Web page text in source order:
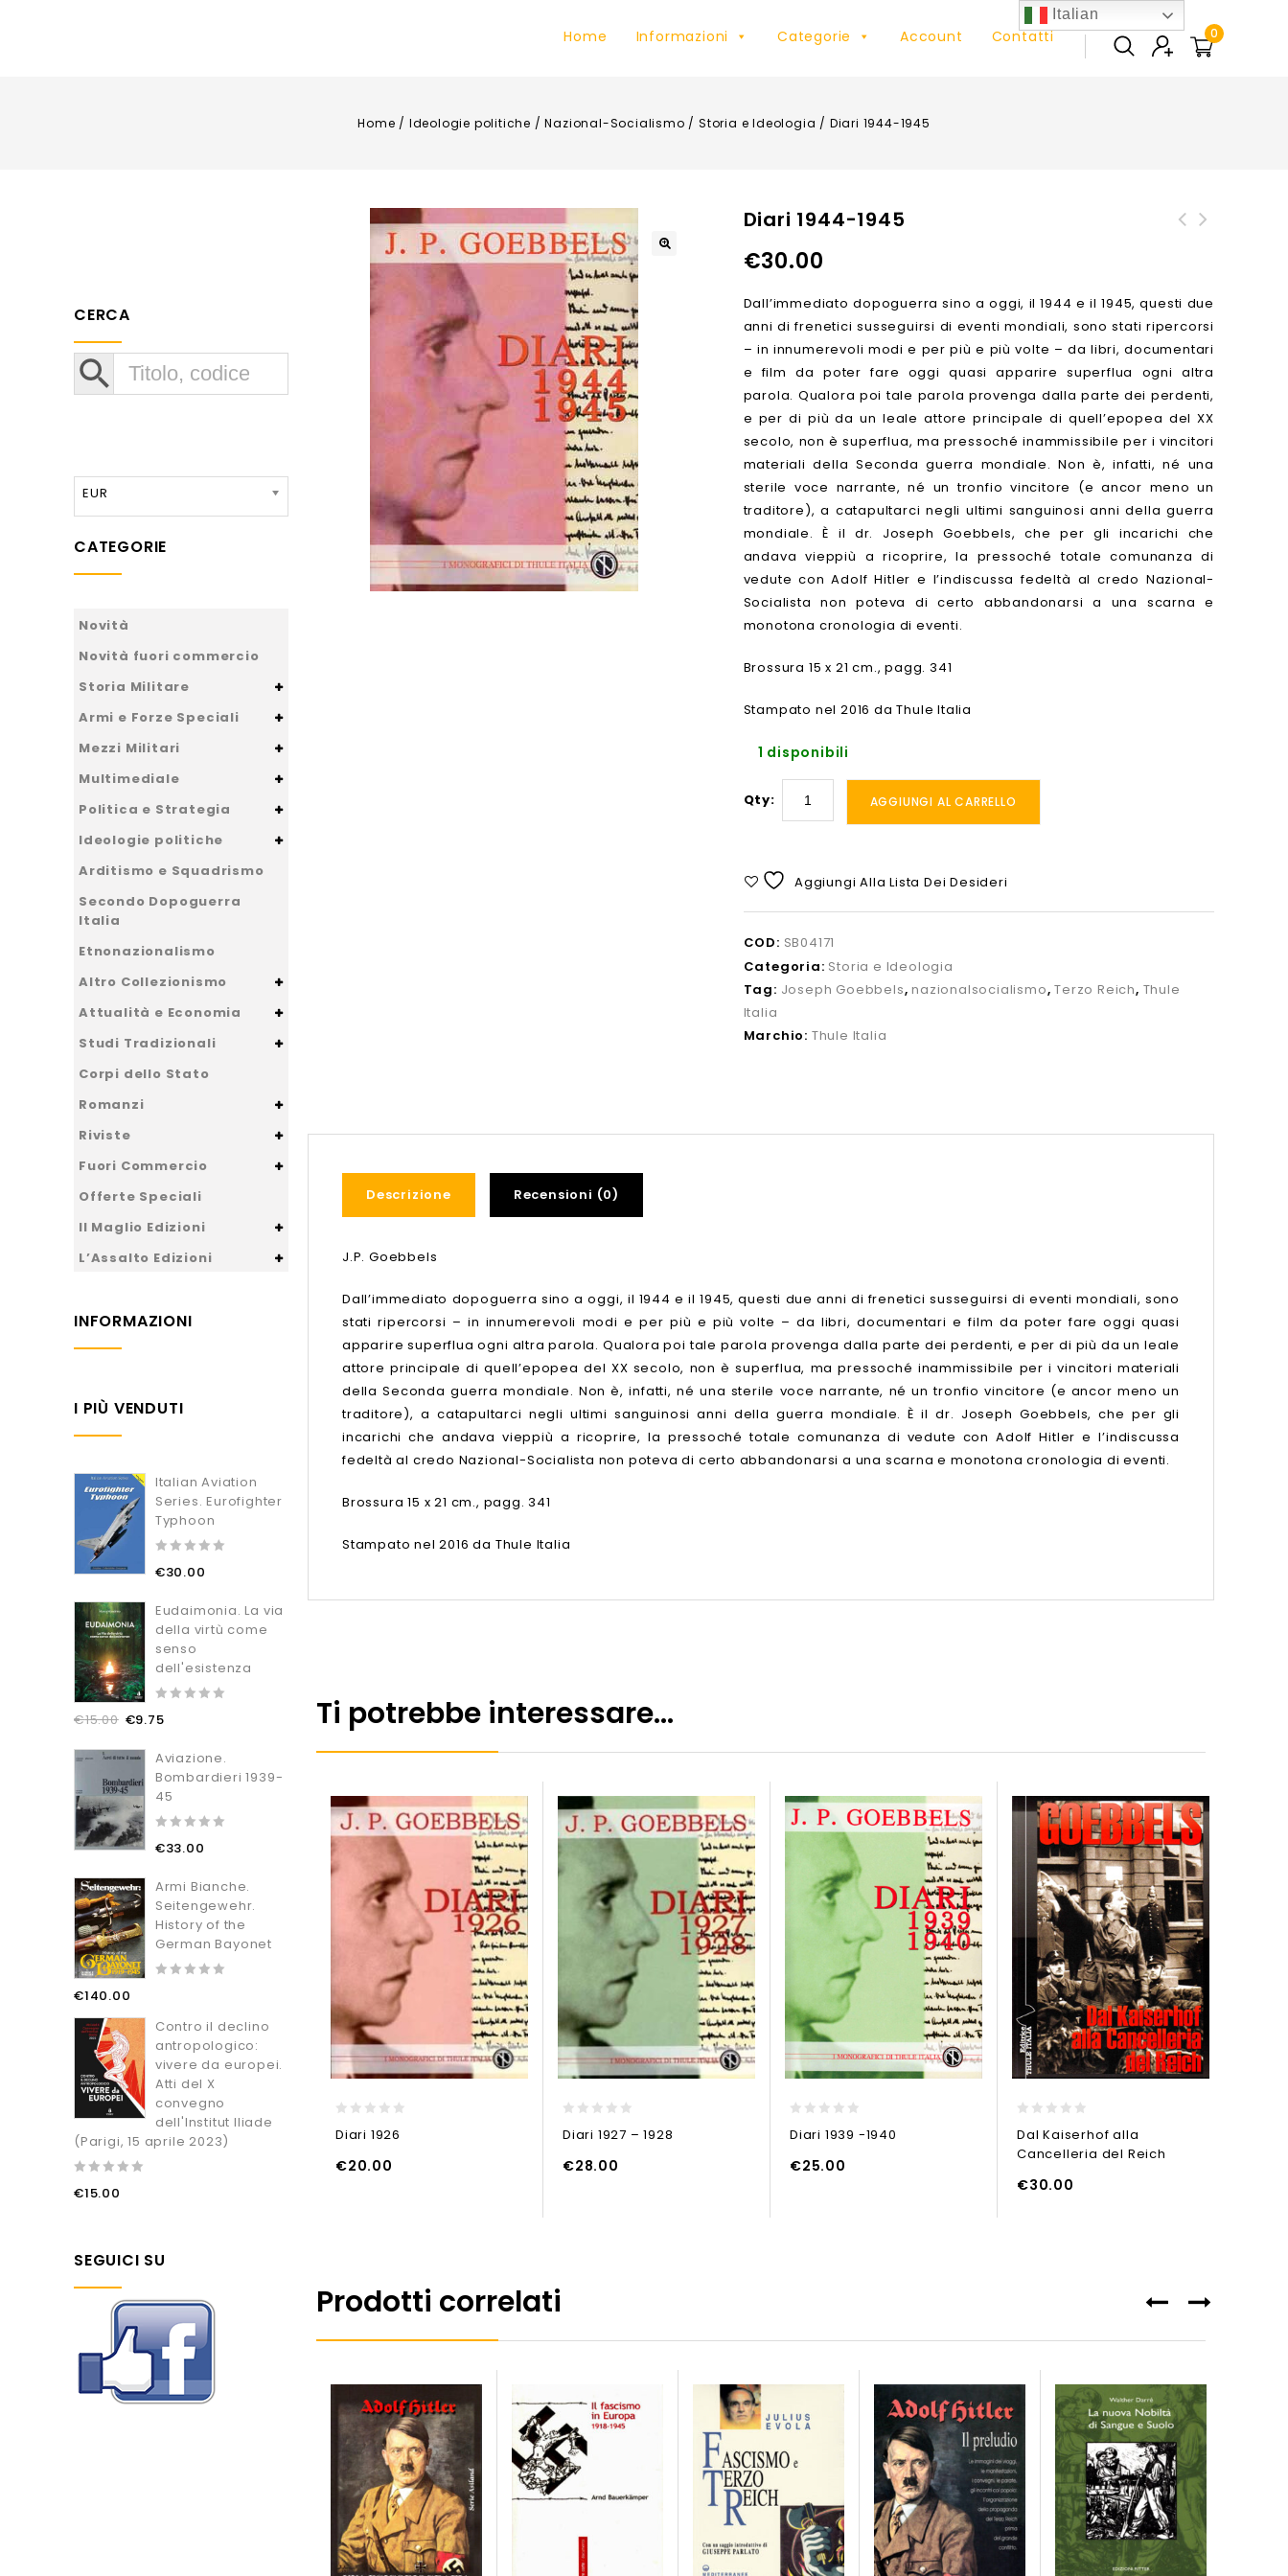
0
Home Informazioni Categorie Account Contatti
Home / Ideologie politiche /Nazional-Socialismo / Storia e Ideologia / Diari 1944-1945
Diari 1944-1945
€30.00
Dall’immediato dopoguerra sino a oggi, il 1944 e il 1945, questi due
anni di frenetici susseguirsi di eventi mondiali, sono stati ripercorsi
– in innumerevoli modi e per più e più volte – da libri, documentari
e film da poter fare oggi quasi apparire superflua ogni altra
parola. Qualora poi tale parola provenga dalla parte dei perdenti,
e per di più da un leale attore principale di quell’epopea del XX
secolo, non è superflua, ma pressoché inammissibile per i vincitori
materiali della Seconda guerra mondiale. Non è, infatti, né una
sterile voce narrante, né un tronfio vincitore (e ancor meno un
traditore), a catapultarci negli ultimi sanguinosi anni della guerra
mondiale. È il dr. Joseph Goebbels, che per gli incarichi che
andava vieppiù a ricoprire, la pressoché totale comunanza di
vedute con Adolf Hitler e l’indiscussa fedeltà al credo Nazional-
Socialista non poteva di certo abbandonarsi a una scarna e
monotona cronologia di eventi.
Brossura 15 x 21 cm., pagg. 341
Stampato nel 2016 da Thule Italia
1 disponibili
Qty: AGGIUNGI AL CARRELLO
Aggiungi Alla Lista Dei Desideri
COD: SB04171
Categoria: Storia e Ideologia
Tag: Joseph Goebbels,nazionalsocialismo,Terzo Reich, Thule
Italia
Marchio: Thule Italia
Descrizione Recensioni (0)
J.P. Goebbels
Dall’immediato dopoguerra sino a oggi, il 1944 e il 1945, questi due anni di frenetici susseguirsi di eventi mondiali, sono
stati ripercorsi – in innumerevoli modi e per più e più volte – da libri, documentari e film da poter fare oggi quasi
apparire superflua ogni altra parola. Qualora poi tale parola provenga dalla parte dei perdenti, e per di più da un leale
attore principale di quell’epopea del XX secolo, non è superflua, ma pressoché inammissibile per i vincitori materiali
della Seconda guerra mondiale. Non è, infatti, né una sterile voce narrante, né un tronfio vincitore (e ancor meno un
traditore), a catapultarci negli ultimi sanguinosi anni della guerra mondiale. È il dr. Joseph Goebbels, che per gli
incarichi che andava vieppiù a ricoprire, la pressoché totale comunanza di vedute con Adolf Hitler e l’indiscussa
fedeltà al credo Nazional-Socialista non poteva di certo abbandonarsi a una scarna e monotona cronologia di eventi.
Brossura 15 x 21 cm., pagg. 341
Stampato nel 2016 da Thule Italia
Ti potrebbe interessare…
out
5
Diari 1926
€20.00
AGGIUNGI AL CARRELLO
out
5
Diari 1927 – 1928
€28.00
out
5
Diari 1939 -1940
€25.00
out
of
Dal Kaiserhof alla
Cancelleria del Reich
€30.00
Prodotti correlati
CERCA
EUR
CATEGORIE
Novità
Novità fuori commercio
Storia Militare
Armi e Forze Speciali
Mezzi Militari
Multimediale
Politica e Strategia
Ideologie politiche
Arditismo e Squadrismo
Secondo Dopoguerra
Italia
Etnonazionalismo
Altro Collezionismo
Attualità e Economia
Studi Tradizionali
Corpi dello Stato
Romanzi
Riviste
Fuori Commercio
Offerte Speciali
Il Maglio Edizioni
L’Assalto Edizioni
INFORMAZIONI
I PIÙ VENDUTI
Italian Aviation
Series. Eurofighter
Typhoon
out
5
€30.00
Eudaimonia. La via
della virtù come
senso
dell'esistenza
out
5
€15.00 €9.75
Aviazione.
Bombardieri 1939-
45
out
5
€33.00
Armi Bianche.
Seitengewehr.
History of the
German Bayonet
5
€140.00
Contro il declino
antropologico:
vivere da europei.
Atti del X
convegno
dell'Institut Iliade
(Parigi, 15 aprile 2023)
out
€15.00
SEGUICI SU
Italian